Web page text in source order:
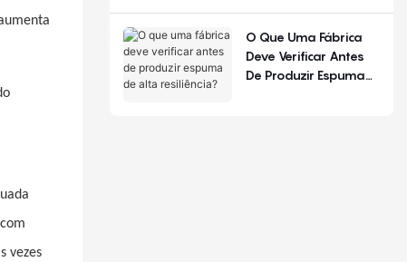
vezes
Equipamentos Para
O Que Uma Fábrica
Deve Verificar Antes
De Produzir Espuma